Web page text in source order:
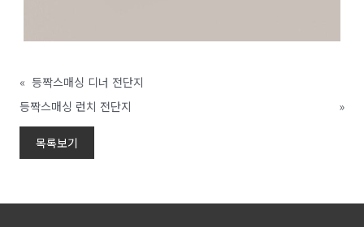
« 등짝스매싱 디너 전단지
등짝스매싱 런치 전단지
»
목록보기